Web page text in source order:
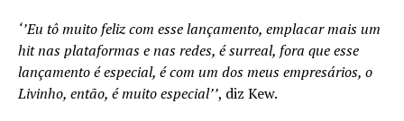
‘’Eu tô muito feliz com esse lançamento, emplacar mais um
hit nas plataformas e nas redes, é surreal, fora que esse
lançamento é especial, é com um dos meus empresários, o
Livinho, então, é muito especial’’, diz Kew.